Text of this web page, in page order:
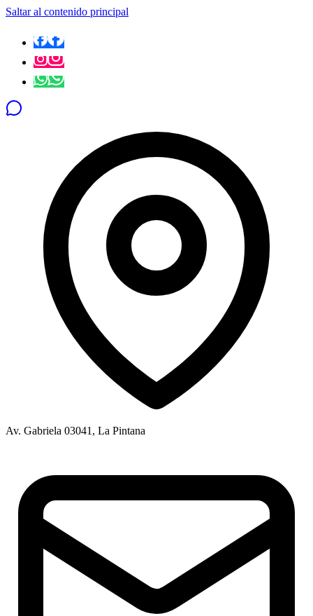
Saltar al contenido principal
Av. Gabriela 03041, La Pintana